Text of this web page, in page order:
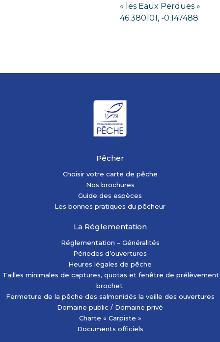
« les Eaux Perdues »
46.380101, -0.147488
Pêcher
Choisir votre carte de pêche
Nos brochures
Guide des espèces
Les bonnes pratiques du pêcheur
La Réglementation
Réglementation – Généralités
Périodes d’ouvertures
Heures légales de pêche
Tailles minimales de captures, quotas et fenêtre de prélèvement
brochet
Fermeture de la pêche des salmonidés la veille des ouvertures
Domaine public / Domaine privé
Charte « Carpiste »
Documents officiels